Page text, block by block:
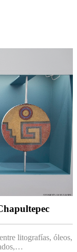
litografías, óleos,